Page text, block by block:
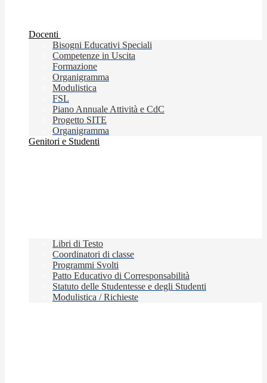
Docenti
Bisogni Educativi Speciali
Competenze in Uscita
Formazione
Organigramma
Modulistica
FSL
Piano Annuale Attività e CdC
Progetto SITE
Organigramma
Genitori e Studenti
Libri di Testo
Coordinatori di classe
Programmi Svolti
Patto Educativo di Corresponsabilità
Statuto delle Studentesse e degli Studenti
Modulistica / Richieste